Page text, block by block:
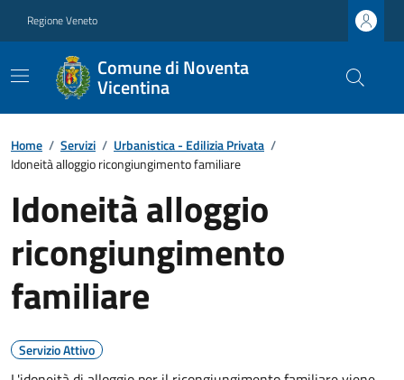
Regione Veneto
Comune di Noventa
Vicentina
Home / Servizi / Urbanistica - Edilizia Privata /
Idoneità alloggio ricongiungimento familiare
Idoneità alloggio
ricongiungimento
familiare
Servizio Attivo